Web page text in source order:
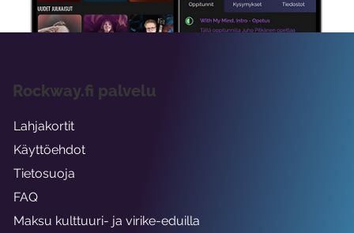
Rockway.fi palvelu
Lahjakortit
Käyttöehdot
Tietosuoja
FAQ
Maksu kulttuuri- ja virike-eduilla